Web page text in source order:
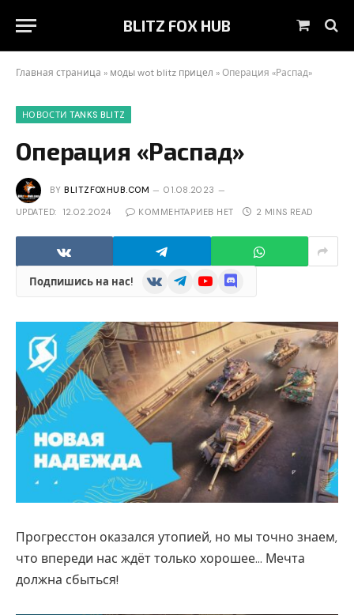
BLITZ FOX HUB
Cart
Главная страница » моды wot blitz прицел »Операция «Распад»
НОВОСТИ TANKS BLITZ
Операция «Распад»
BY BLITZFOXHUB.COM 01.08.2023
UPDATED: 12.02.2024 КОММЕНТАРИЕВ НЕТ 2 MINS READ
Подпишись на нас! VKontakteTelegramYouTubeDiscord
Прогресстон оказался утопией, но мы точно знаем,
что впереди нас ждёт только хорошее… Мечта
должна сбыться!